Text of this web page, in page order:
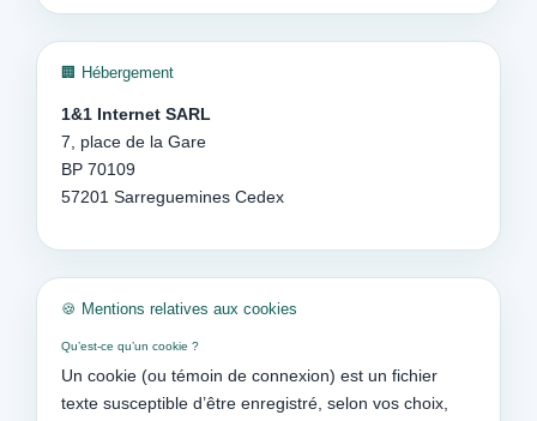
🏢 Hébergement
1&1 Internet SARL
7, place de la Gare
BP 70109
57201 Sarreguemines Cedex
🍪 Mentions relatives aux cookies
Qu’est-ce qu’un cookie ?
Un cookie (ou témoin de connexion) est un fichier
texte susceptible d’être enregistré, selon vos choix,